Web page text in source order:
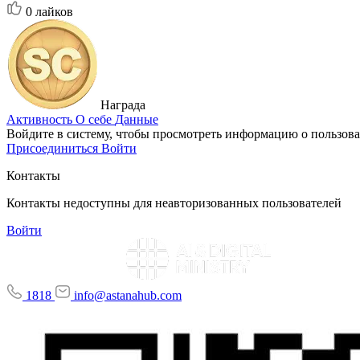
0 лайков
Награда
Активность О себе Данные
Войдите в систему, чтобы просмотреть информацию о
Присоединиться Войти
Контакты
Контакты недоступны для неавторизованных пользователей
Войти
1818 info@astanahub.com